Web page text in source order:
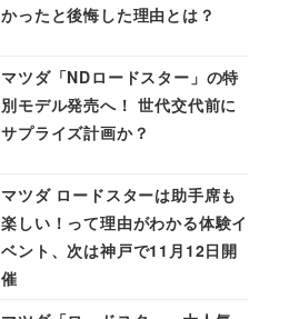
かったと後悔した理由とは？
マツダ「NDロードスター」の特
別モデル発売へ！ 世代交代前に
サプライズ計画か？
マツダ ロードスターは助手席も
楽しい！って理由がわかる体験イ
ベント、次は神戸で11月12日開
催